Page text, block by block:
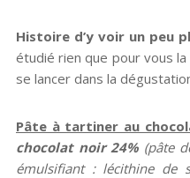
Histoire d’y voir un peu
étudié rien que pour vous
se lancer dans la
Pâte à tartiner au
chocolat noir 24% (pâte
émulsifiant : lécithine de